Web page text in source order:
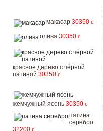
макасар 30350 c
олива 30350 c
красное дерево с чёрной
патиной 30350 c
жемчужный ясень 30350 c
патина
серебро
32200 c